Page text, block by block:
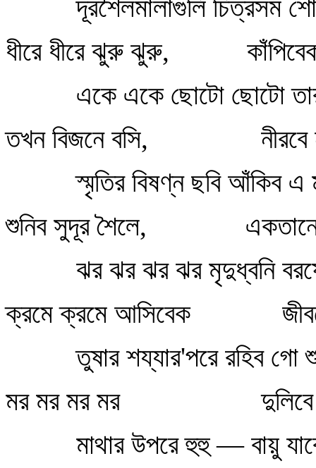
দূরশৈলমালাগুলি চিত্রসম
ধীরে ধীরে ঝুরু ঝুরু,
একে একে ছোটো ছোটো
তখন বিজনে বসি,
স্মৃতির বিষণ্ন ছবি আঁকিব এ
শুনিব সুদূর শৈলে,
একতানে
ঝর ঝর ঝর ঝর মৃদুধ্বনি
ক্রমে ক্রমে আসিবেক
তুষার শয্যার'পরে রহিব গো
মর মর মর মর
মাথার উপরে হুহু — বায়ু